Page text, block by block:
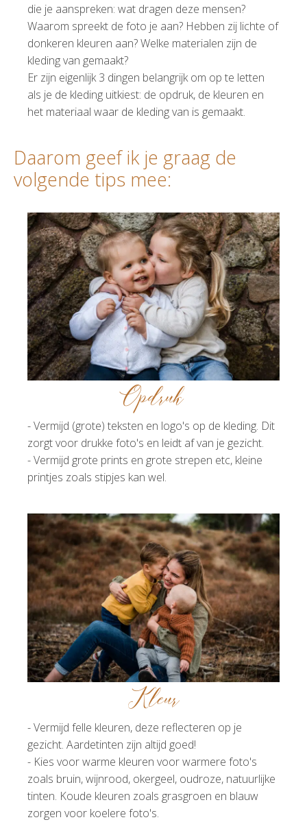
die je aanspreken: wat dragen deze mensen?
Waarom spreekt de foto je aan? Hebben zij lichte of
donkeren kleuren aan? Welke materialen zijn de
kleding van gemaakt?
Er zijn eigenlijk 3 dingen belangrijk om op te letten
als je de kleding uitkiest: de opdruk, de kleuren en
het materiaal waar de kleding van is gemaakt.
Daarom geef ik je graag de
volgende tips mee:
Opdruk
- Vermijd (grote) teksten en logo's op de kleding. Dit
zorgt voor drukke foto's en leidt af van je gezicht.
- Vermijd grote prints en grote strepen etc, kleine
printjes zoals stipjes kan wel.
Kleur
- Vermijd felle kleuren, deze reflecteren op je
gezicht. Aardetinten zijn altijd goed!
- Kies voor warme kleuren voor warmere foto's
zoals bruin, wijnrood, okergeel, oudroze, natuurlijke
tinten. Koude kleuren zoals grasgroen en blauw
zorgen voor koelere foto's.